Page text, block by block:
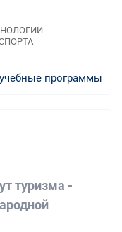
программы
туризма -